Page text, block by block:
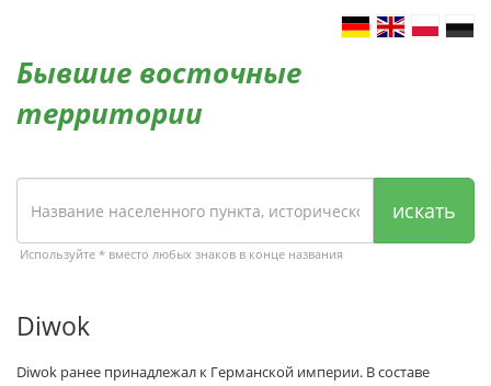
Бывшие восточные
территории
искать
Используйте * вместо любых знаков в конце названия
Diwok
Diwok ранее принадлежал к Германской империи. В составе